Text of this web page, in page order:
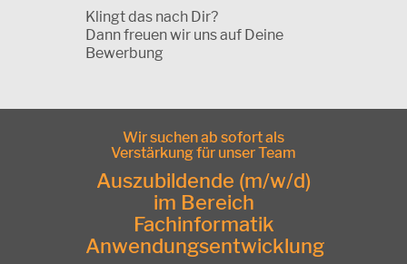
Klingt das nach Dir?
Dann freuen wir uns auf Deine
Bewerbung
Wir suchen ab sofort als
Verstärkung für unser Team
Auszubildende (m/w/d)
im Bereich
Fachinformatik
Anwendungsentwicklung